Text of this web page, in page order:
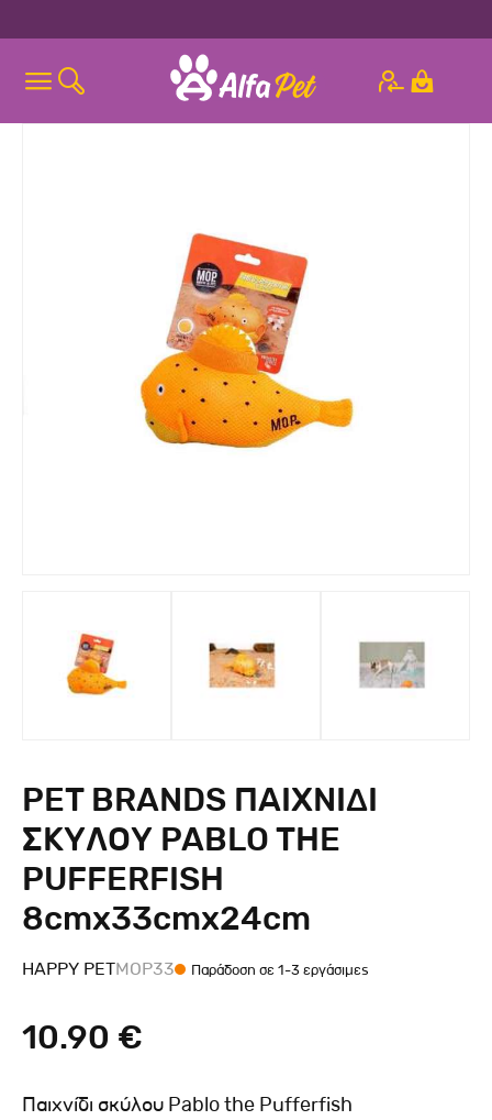
PET BRANDS ΠΑΙΧΝΙΔΙ
ΣΚΥΛΟΥ PABLO THE
PUFFERFISH
8cmx33cmx24cm
HAPPY PETMOP33 Παράδοση σε 1-3 εργάσιμες
10.90 €
Παιχνίδι σκύλου Pablo the Pufferfish